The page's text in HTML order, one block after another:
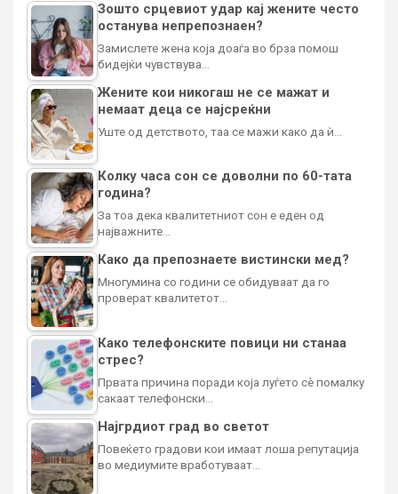
Зошто срцевиот удар кај жените често
останува непрепознаен?
Замислете жена која доаѓа во брза помош
бидејќи чувствува…
Жените кои никогаш не се мажат и
немаат деца се најсреќни
Уште од детството, таа се мажи како да ѝ…
Колку часа сон се доволни по 60-тата
година?
За тоа дека квалитетниот сон е еден од
најважните…
Како да препознаете вистински мед?
Многумина со години се обидуваат да го
проверат квалитетот…
Како телефонските повици ни станаа
стрес?
Првата причина поради која луѓето сè помалку
сакаат телефонски…
Најгрдиот град во светот
Повеќето градови кои имаат лоша репутација
во медиумите вработуваат…